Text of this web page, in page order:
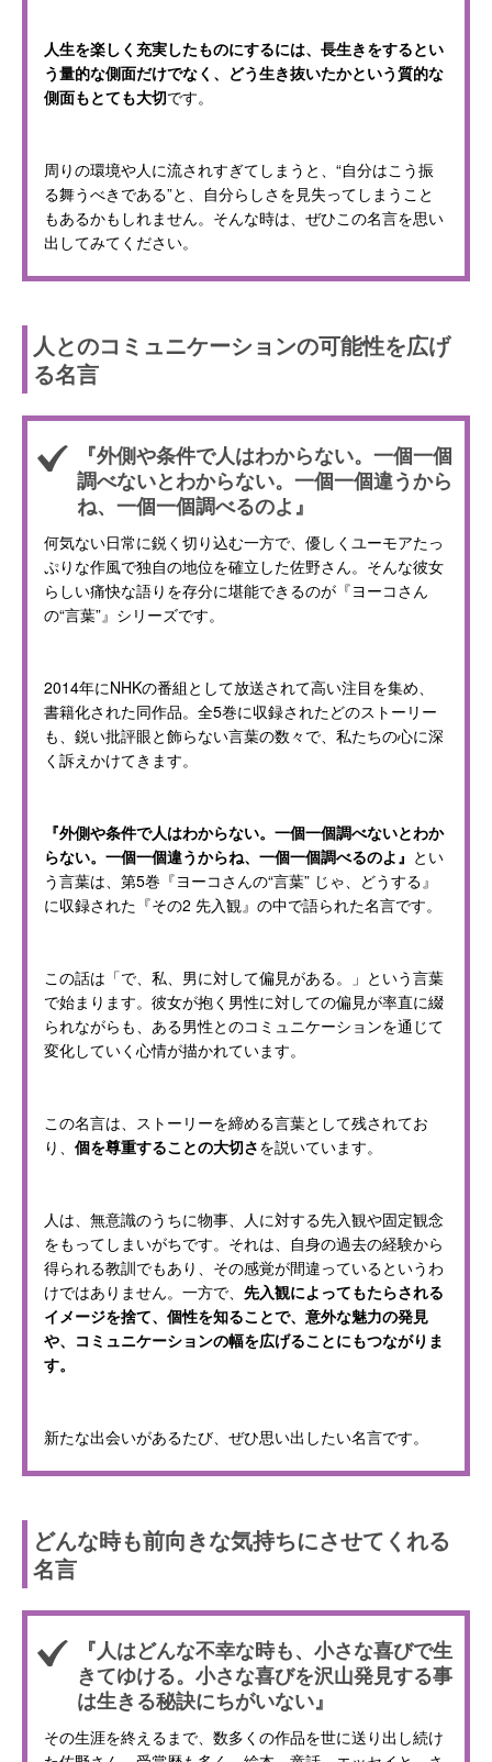
人生を楽しく充実したものにするには、長生きをするとい
う量的な側面だけでなく、どう生き抜いたかという質的な
側面もとても大切です。
周りの環境や人に流されすぎてしまうと、“自分はこう振
る舞うべきである”と、自分らしさを見失ってしまうこと
もあるかもしれません。そんな時は、ぜひこの名言を思い
出してみてください。
人とのコミュニケーションの可能性を広げ
る名言
『外側や条件で人はわからない。一個一個
調べないとわからない。一個一個違うから
ね、一個一個調べるのよ』
何気ない日常に鋭く切り込む一方で、優しくユーモアたっ
ぷりな作風で独自の地位を確立した佐野さん。そんな彼女
らしい痛快な語りを存分に堪能できるのが『ヨーコさん
の“言葉”』シリーズです。
2014年にNHKの番組として放送されて高い注目を集め、
書籍化された同作品。全5巻に収録されたどのストーリー
も、鋭い批評眼と飾らない言葉の数々で、私たちの心に深
く訴えかけてきます。
『外側や条件で人はわからない。一個一個調べないとわか
らない。一個一個違うからね、一個一個調べるのよ』 とい
う言葉は、第5巻『ヨーコさんの“言葉” じゃ、どうする』
に収録された『その2 先入観』の中で語られた名言です。
この話は「で、私、男に対して偏見がある。」という言葉
で始まります。彼女が抱く男性に対しての偏見が率直に綴
られながらも、ある男性とのコミュニケーションを通じて
変化していく心情が描かれています。
この名言は、ストーリーを締める言葉として残されてお
り、 個を尊重することの大切さを説いています。
人は、無意識のうちに物事、人に対する先入観や固定観念
をもってしまいがちです。それは、自身の過去の経験から
得られる教訓でもあり、その感覚が間違っているというわ
けではありません。一方で、 先入観によってもたらされる
イメージを捨て、個性を知ることで、意外な魅力の発見
や、コミュニケーションの幅を広げることにもつながりま
す。
新たな出会いがあるたび、ぜひ思い出したい名言です。
どんな時も前向きな気持ちにさせてくれる
名言
『人はどんな不幸な時も、小さな喜びで生
きてゆける。小さな喜びを沢山発見する事
は生きる秘訣にちがいない』
その生涯を終えるまで、数多くの作品を世に送り出し続け